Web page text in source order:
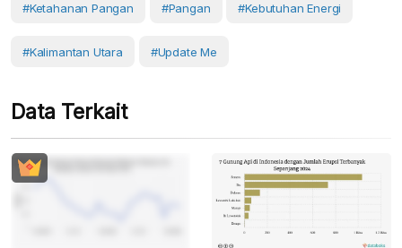
#Ketahanan Pangan #Pangan #Kebutuhan Energi
#Kalimantan Utara #Update Me
Data Terkait